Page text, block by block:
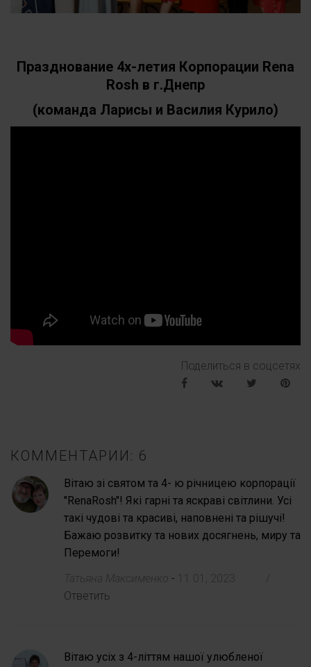
Празднование 4х-летия Корпорации Rena
Rosh в г.Днепр
(команда Ларисы и Василия Курило)
Поделиться в соцсетях
КОММЕНТАРИИ: 6
Вітаю зі святом та 4- ю річницею корпорації
"RenaRosh"! Які гарні та яскраві світлини. Усі
такі чудові та красиві, наповнені та рішучі!
Бажаю розвитку та нових досягнень, миру та
Перемоги!
Татьяна Максименко - 11 01, 2023
Ответить
Вітаю усіх з 4-літтям нашої улюбленої